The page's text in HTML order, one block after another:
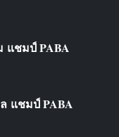
แชมป์ PABA
แชมป์ PABA